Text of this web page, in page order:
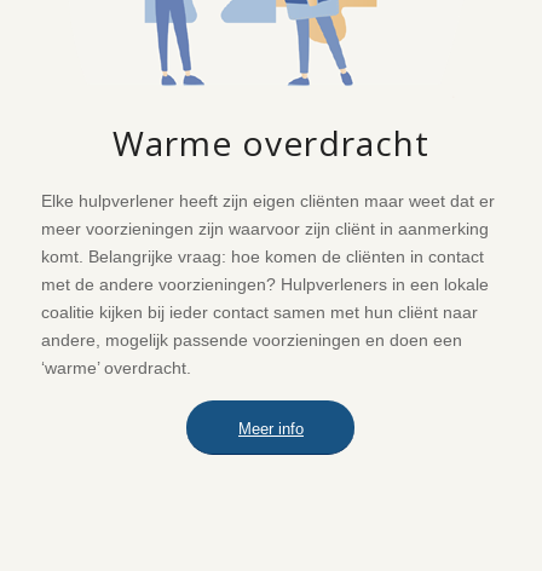
Warme overdracht
Elke hulpverlener heeft zijn eigen cliënten maar weet dat er
meer voorzieningen zijn waarvoor zijn cliënt in aanmerking
komt. Belangrijke vraag: hoe komen de cliënten in contact
met de andere voorzieningen? Hulpverleners in een lokale
coalitie kijken bij ieder contact samen met hun cliënt naar
andere, mogelijk passende voorzieningen en doen een
‘warme’ overdracht.
Meer info